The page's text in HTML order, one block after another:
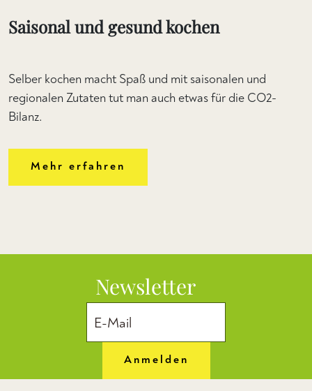
Saisonal und gesund kochen
Selber kochen macht Spaß und mit saisonalen und
regionalen Zutaten tut man auch etwas für die CO2-
Bilanz.
Mehr erfahren
Newsletter
Anmelden